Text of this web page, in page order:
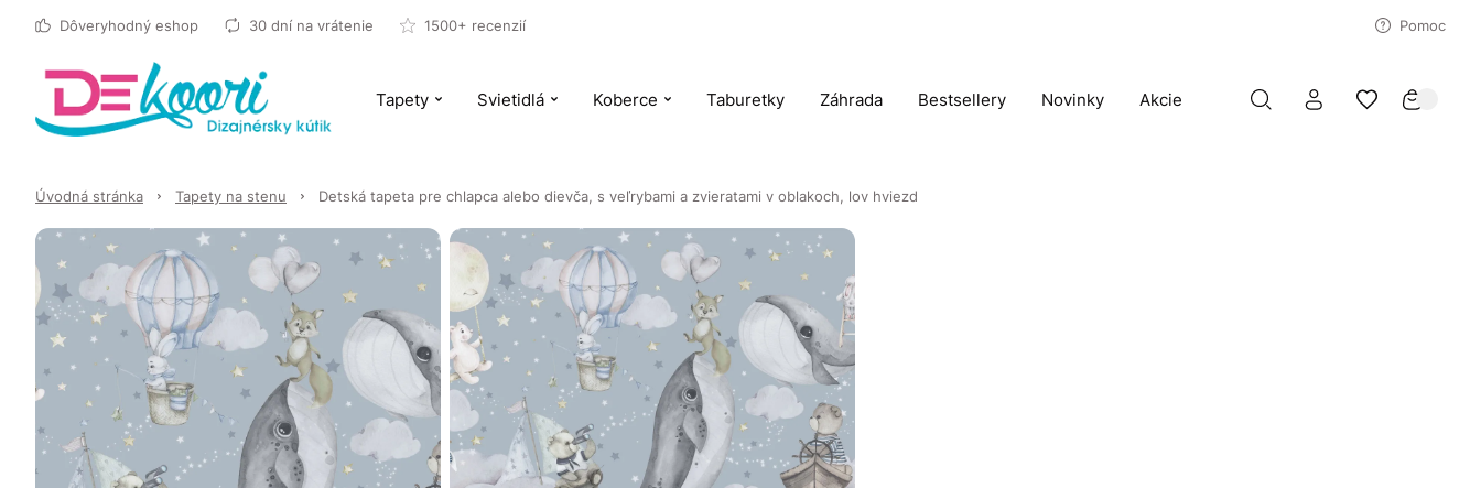
Dôveryhodný eshop 30 dní na vrátenie 1500+ recenzií Pomoc
Tapety Svietidlá Koberce Taburetky Záhrada Bestsellery Novinky Akcie
Úvodná stránka Tapety na stenu Detská tapeta pre chlapca alebo dievča, s veľrybami a zvieratami v oblakoch, lov hviezd